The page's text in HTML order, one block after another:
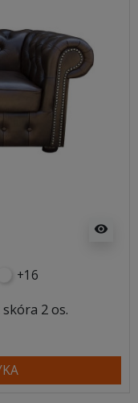
visibility
biały+16
2 os.